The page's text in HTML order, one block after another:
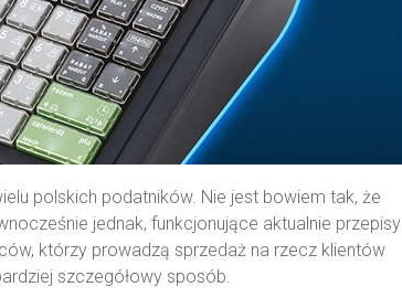
polskich podatników. Nie jest bowiem tak, że
jednak, funkcjonujące aktualnie przepisy
którzy prowadzą sprzedaż na rzecz klientów
szczegółowy sposób.